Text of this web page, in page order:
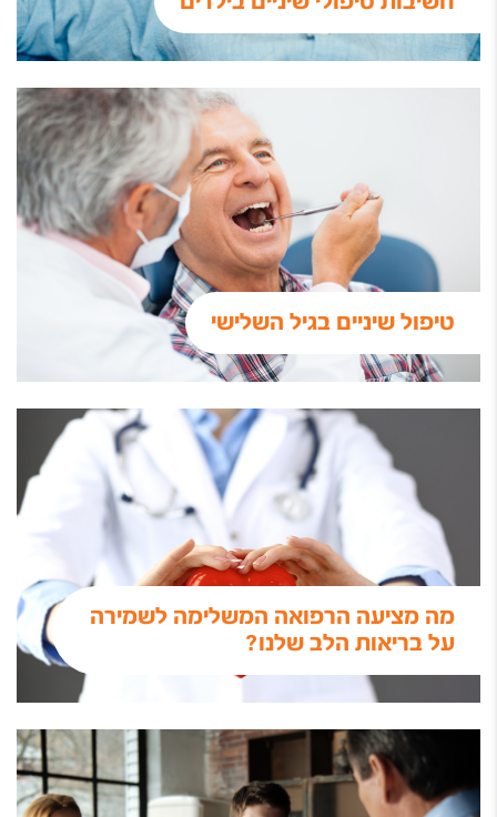
טיפול שיניים בגיל השלישי
מה מציעה הרפואה המשלימה לשמירה
על בריאות הלב שלנו?